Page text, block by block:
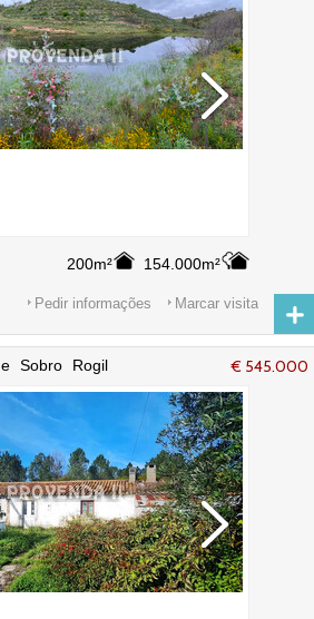
200m² 154.000m²
Marcar visita
Pedir informações
€ 545.000
Sobro Rogil